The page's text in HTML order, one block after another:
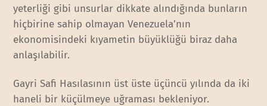
yeterliği gibi unsurlar dikkate alındığında bunların
hiçbirine sahip olmayan Venezuela’nın
ekonomisindeki kıyametin büyüklüğü biraz daha
anlaşılabilir.
Gayri Safi Hasılasının üst üste üçüncü yılında da iki
haneli bir küçülmeye uğraması bekleniyor.